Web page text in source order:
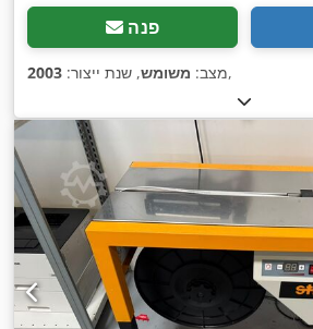
פנה
מצב: משומש, שנת ייצור: 2003 ,